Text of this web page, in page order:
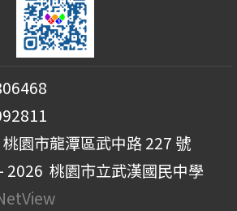
園市龍潭區武中路 227 號
2026 桃園市立武漢國民中學